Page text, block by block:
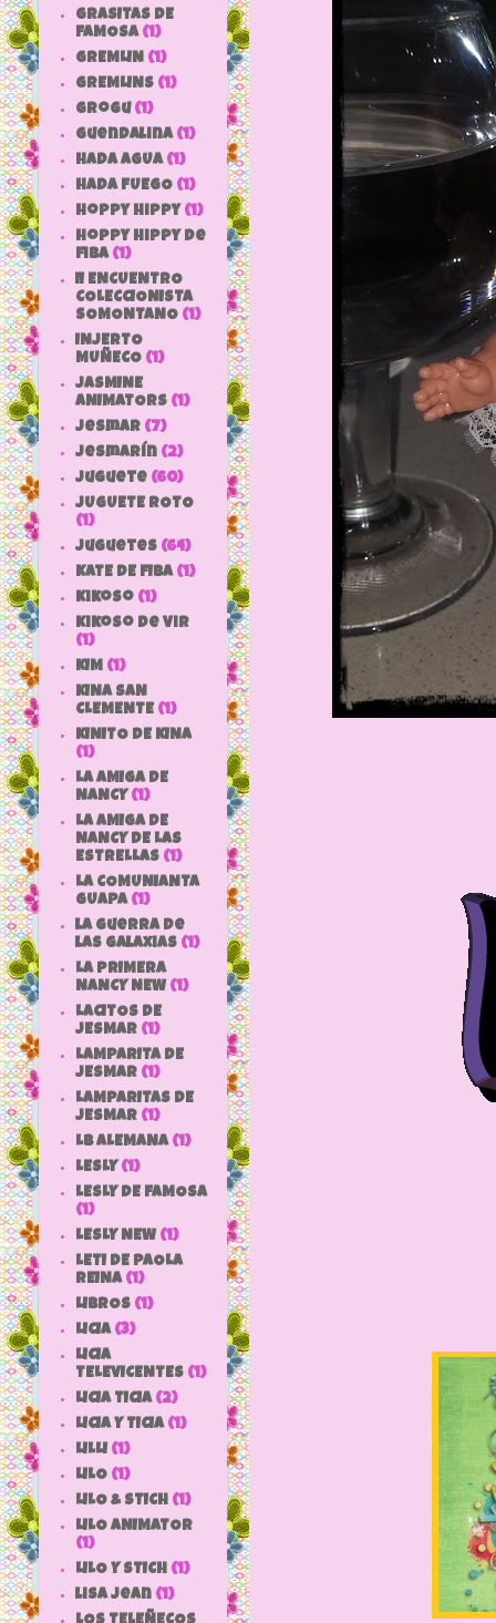
GRASITAS DE
FAMOSA (1)
GREMLIN (1)
GREMLINS (1)
grogu (1)
Guendalina (1)
HADA AGUA (1)
HADA FUEGO (1)
hoppy hippy (1)
hoppy hippy de
fiba (1)
II ENCUENTRO
COLECCIONISTA
SOMONTANO (1)
INJERTO
MUÑECO (1)
JASMINE
ANIMATORS (1)
jesmar (7)
jesmarín (2)
juguete (60)
JUGUETE ROTO
(1)
Juguetes (64)
KATE DE FIBA (1)
Kikoso (1)
Kikoso de Vir
(1)
KIM (1)
KINA SAN
CLEMENTE (1)
KINITO DE KINA
(1)
LA AMIGA DE
NANCY (1)
LA AMIGA DE
NANCY DE LAS
ESTRELLAS (1)
LA COMUNIANTA
GUAPA (1)
la guerra de
las galaxias (1)
LA PRIMERA
NANCY NEW (1)
LACITOS DE
JESMAR (1)
LAMPARITA DE
JESMAR (1)
LAMPARITAS DE
JESMAR (1)
LB ALEMANA (1)
LESLY (1)
LESLY DE FAMOSA
(1)
LESLY NEW (1)
LETI DE PAOLA
REINA (1)
LIBROS (1)
LICIA (3)
LICIA
TELEVICENTES (1)
LICIA TICIA (2)
LICIA Y TICIA (1)
LILLI (1)
LILO (1)
LILO & STICH (1)
LILO ANIMATOR
(1)
LILO Y STICH (1)
lisa jean (1)